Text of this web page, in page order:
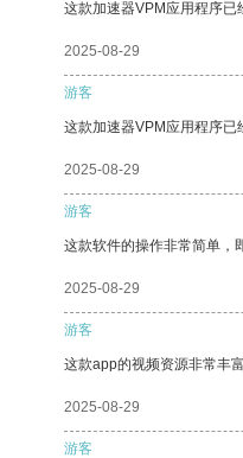
这款加速器VPM应用程序已
2025-08-29
游客
这款加速器VPM应用程序已
2025-08-29
游客
这款软件的操作非常简单，
2025-08-29
游客
这款app的视频资源非常丰
2025-08-29
游客